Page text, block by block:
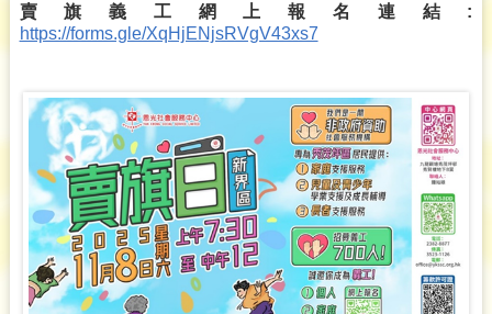
賣旗義工網上報名 連結:
https://forms.gle/XqHjENjsRVgV43xs7